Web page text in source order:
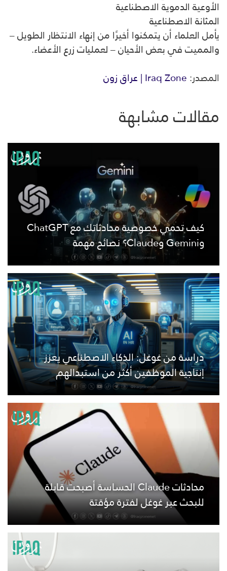
الأوعية الدموية الاصطناعية
المثانة الاصطناعية
يأمل العلماء أن يتمكنوا أخيرًا من إنهاء الانتظار الطويل –
والمميت في بعض الأحيان – لعمليات زرع الأعضاء.
المصدر:Iraq Zone | عراق زون
مقالات مشابهة
كيف تحمي خصوصية محادثاتك مع ChatGPT
وGemini وClaude؟ نصائح مهمة
دراسة من غوغل: الذكاء الاصطناعي يعزز
إنتاجية الموظفين أكثر من استبدالهم
محادثات Claude الحساسة أصبحت قابلة
للبحث عبر غوغل لفترة مؤقتة